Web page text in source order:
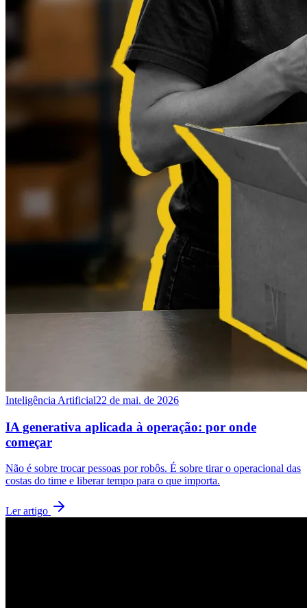
Inteligência Artificial22 de mai. de 2026
IA generativa aplicada à operação: por onde
começar
Não é sobre trocar pessoas por robôs. É sobre tirar o operacional das
costas do time e liberar tempo para o que importa.
Ler artigo